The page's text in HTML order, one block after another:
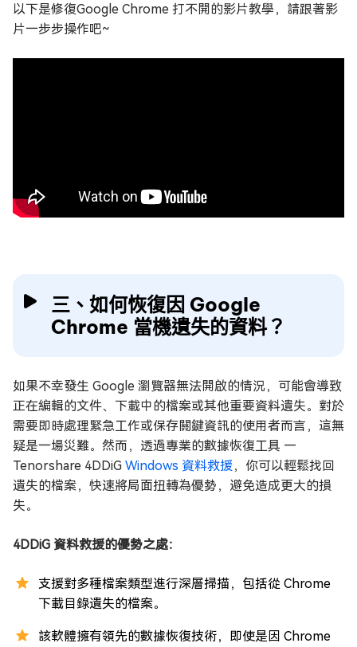
以下是修復Google Chrome 打不開的影片教學，請跟著影
片一步步操作吧~
三、如何恢復因 Google
Chrome 當機遺失的資料？
如果不幸發生 Google 瀏覽器無法開啟的情況，可能會導致
正在編輯的文件、下載中的檔案或其他重要資料遺失。對於
需要即時處理緊急工作或保存關鍵資訊的使用者而言，這無
疑是一場災難。然而，透過專業的數據恢復工具 —
Tenorshare 4DDiG Windows 資料救援，你可以輕鬆找回
遺失的檔案，快速將局面扭轉為優勢，避免造成更大的損
失。
4DDiG 資料救援的優勢之處：
支援對多種檔案類型進行深層掃描，包括從 Chrome
下載目錄遺失的檔案。
該軟體擁有領先的數據恢復技術，即使是因 Chrome